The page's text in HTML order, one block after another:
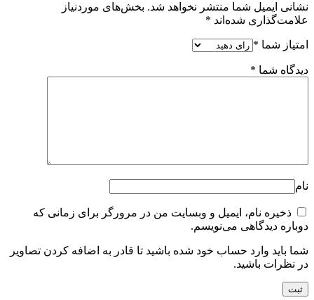
نشانی ایمیل شما منتشر نخواهد شد. بخش‌های موردنیاز
علامت‌گذاری شده‌اند *
امتیاز شما *
دیدگاه شما *
نام
ذخیره نام، ایمیل و وبسایت من در مرورگر برای زمانی که
دوباره دیدگاهی می‌نویسم.
شما باید وارد حساب خود شده باشید تا قادر به اضافه کردن تصاویر
در نظرات باشید.